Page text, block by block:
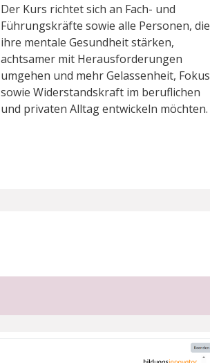
Der Kurs richtet sich an Fach- und
Führungskräfte sowie alle Personen, die
ihre mentale Gesundheit stärken,
achtsamer mit Herausforderungen
umgehen und mehr Gelassenheit, Fokus
sowie Widerstandskraft im beruflichen
und privaten Alltag entwickeln möchten.